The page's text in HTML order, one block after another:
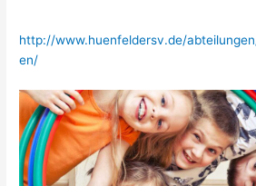
http://www.huenfeldersv.de/
en/